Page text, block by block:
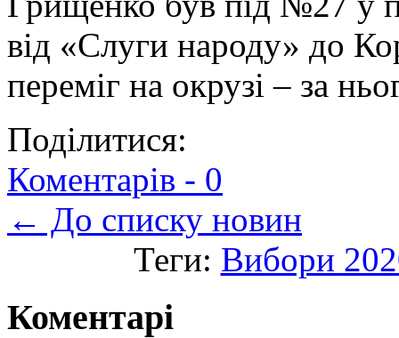
від «Слуги народу» до
переміг на окрузі – за
Поділитися:
Коментарів - 0
← До списку новин
Теги: Вибори
Коментарі